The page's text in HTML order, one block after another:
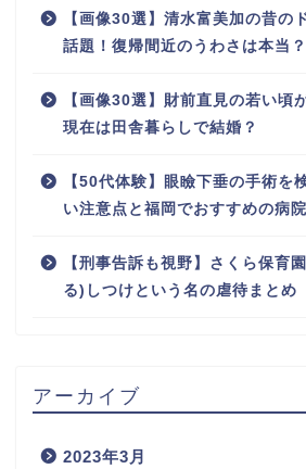
【画像30選】清水富美加の昔の
話題！復帰間近のうわさは本当？
【画像30選】財前直見の若い頃
現在は田舎暮らしで結婚？
【50代体験】眼瞼下垂の手術を
い注意点と福岡でおすすめの病院
【刑事告訴も視野】さくら保育
る)しつけという名の虐待まとめ
アーカイブ
2023年3月